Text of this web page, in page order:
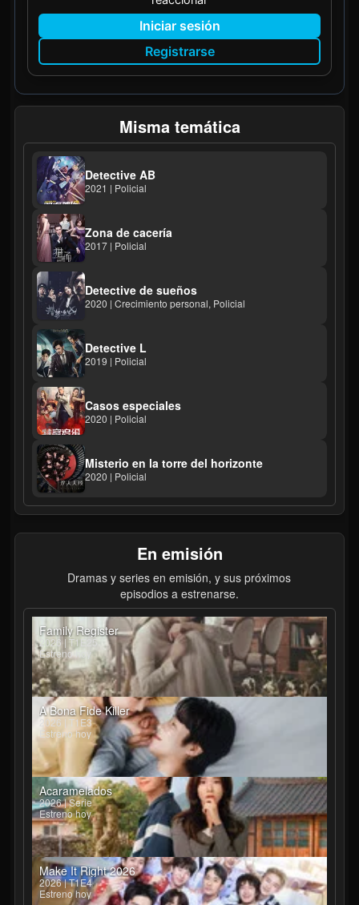
Iniciar sesión
Registrarse
Misma temática
Detective AB
2021 | Policial
Zona de cacería
2017 | Policial
Detective de sueños
2020 | Crecimiento personal, Policial
Detective L
2019 | Policial
Casos especiales
2020 | Policial
Misterio en la torre del horizonte
2020 | Policial
En emisión
Dramas y series en emisión, y sus próximos
episodios a estrenarse.
Family Register
2026 | T1E25
Estreno hoy
A Bona Fide Killer
2026 | T1E3
Estreno hoy
Acaramelados
2026 | Serie
Estreno hoy
Make It Right 2026
2026 | T1E4
Estreno hoy